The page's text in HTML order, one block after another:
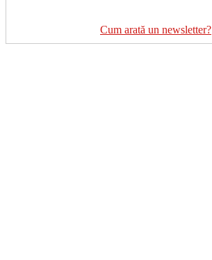
Cum arată un newsletter?